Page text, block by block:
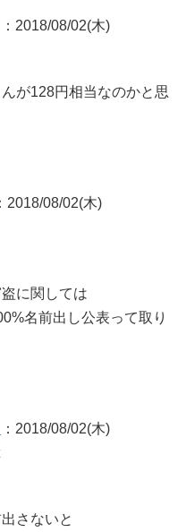
：2018/08/02(木)
が128円相当なのかと思
：2018/08/02(木)
に関しては
名前出し公表って取り
：2018/08/02(木)
さないと